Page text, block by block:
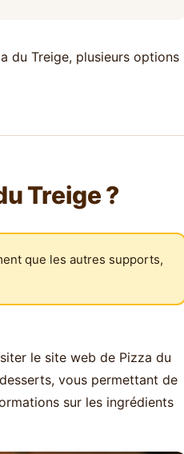
du Treige, plusieurs options
Treige ?
que les autres supports,
le site web de Pizza du
vous permettant de
sur les ingrédients